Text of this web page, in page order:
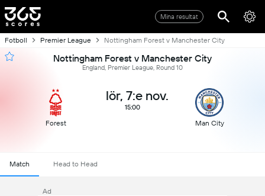
Mina resultat
Fotboll Premier League Nottingham Forest v Manchester City
Nottingham Forest v Manchester City
England, Premier League, Round 10
Forest
lör, 7:e nov.
15:00
Man City
Match Head to Head
Ad